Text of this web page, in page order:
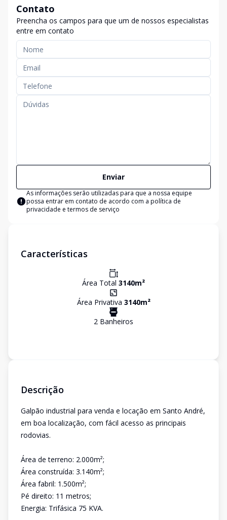
Contato
Preencha os campos para que um de nossos especialistas
entre em contato
Enviar
As informações serão utilizadas para que a nossa equipe
possa entrar em contato de acordo com a política de
privacidade e termos de serviço
Características
Área Total 3140m²
Área Privativa 3140m²
2 Banheiros
Descrição
Galpão industrial para venda e locação em Santo André,
em boa localização, com fácil acesso as principais
rodovias.
Área de terreno: 2.000m²;
Área construída: 3.140m²;
Área fabril: 1.500m²;
Pé direito: 11 metros;
Energia: Trifásica 75 KVA.